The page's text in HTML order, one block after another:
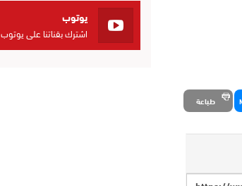
طباعة
يوتوب
اشترك بقناتنا على يوتوب